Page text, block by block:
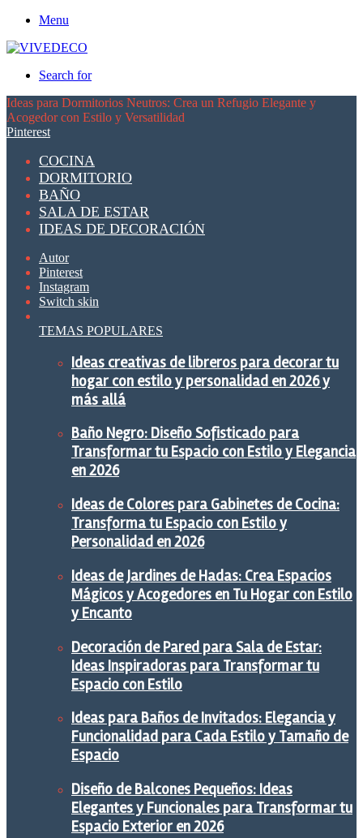
Menu
Search for
Ideas para Dormitorios Neutros: Crea un Refugio Elegante y
Acogedor con Estilo y Versatilidad
Pinterest
COCINA
DORMITORIO
BAÑO
SALA DE ESTAR
IDEAS DE DECORACIÓN
Autor
Pinterest
Instagram
Switch skin
TEMAS POPULARES
Ideas creativas de libreros para decorar tu
hogar con estilo y personalidad en 2026 y
más allá
Baño Negro: Diseño Sofisticado para
Transformar tu Espacio con Estilo y Elegancia
en 2026
Ideas de Colores para Gabinetes de Cocina:
Transforma tu Espacio con Estilo y
Personalidad en 2026
Ideas de Jardines de Hadas: Crea Espacios
Mágicos y Acogedores en Tu Hogar con Estilo
y Encanto
Decoración de Pared para Sala de Estar:
Ideas Inspiradoras para Transformar tu
Espacio con Estilo
Ideas para Baños de Invitados: Elegancia y
Funcionalidad para Cada Estilo y Tamaño de
Espacio
Diseño de Balcones Pequeños: Ideas
Elegantes y Funcionales para Transformar tu
Espacio Exterior en 2026